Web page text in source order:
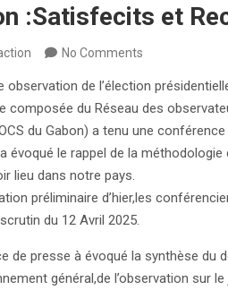
:Satisfecits et
No Comments
observation de l’élection
composée du Réseau des
du Gabon) a tenu une
évoqué le rappel de la
lieu dans notre pays.
préliminaire d’hier,les
du 12 Avril 2025.
de presse à évoqué la synthèse du
général,de l’observation sur